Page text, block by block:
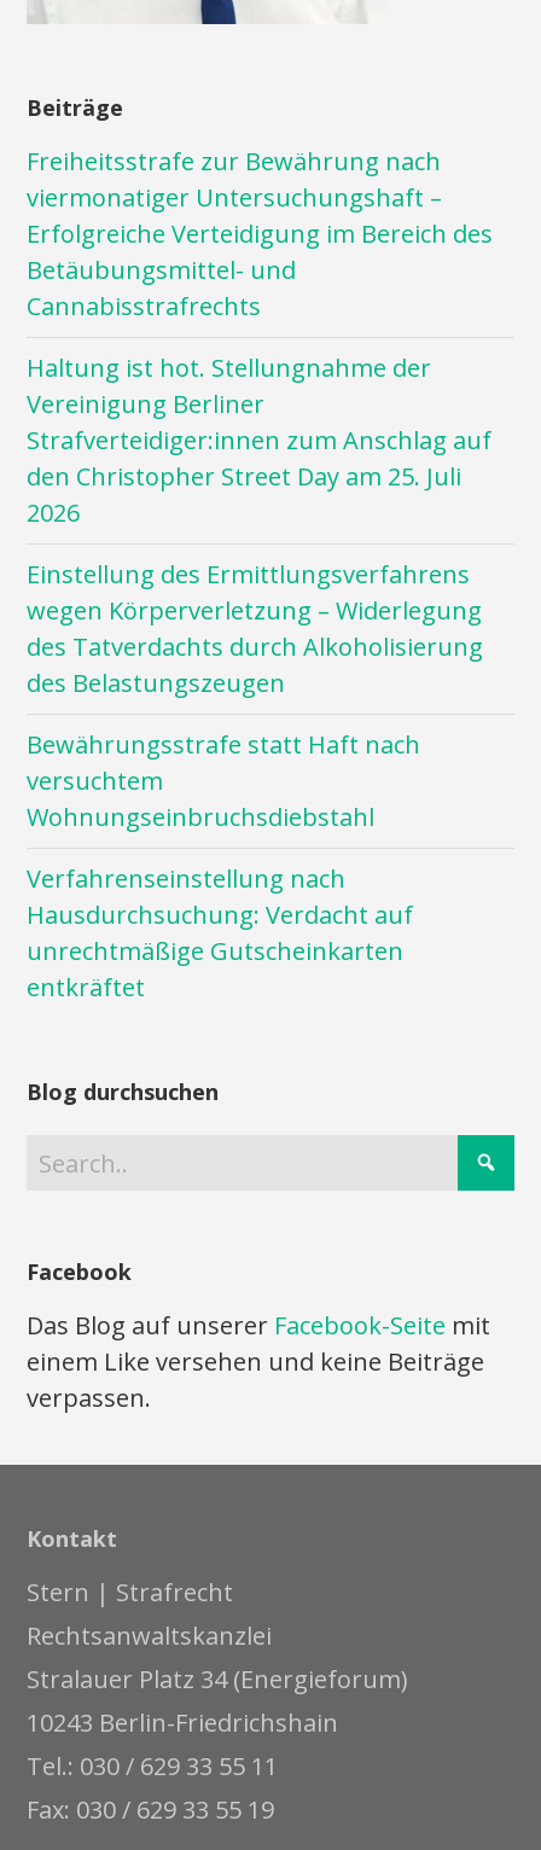
Beiträge
Freiheitsstrafe zur Bewährung nach
viermonatiger Untersuchungshaft –
Erfolgreiche Verteidigung im Bereich des
Betäubungsmittel- und
Cannabisstrafrechts
Haltung ist hot. Stellungnahme der
Vereinigung Berliner
Strafverteidiger:innen zum Anschlag auf
den Christopher Street Day am 25. Juli
2026
Einstellung des Ermittlungsverfahrens
wegen Körperverletzung – Widerlegung
des Tatverdachts durch Alkoholisierung
des Belastungszeugen
Bewährungsstrafe statt Haft nach
versuchtem
Wohnungseinbruchsdiebstahl
Verfahrenseinstellung nach
Hausdurchsuchung: Verdacht auf
unrechtmäßige Gutscheinkarten
entkräftet
Blog durchsuchen
Facebook
Das Blog auf unserer Facebook-Seite mit
einem Like versehen und keine Beiträge
verpassen.
Kontakt
Stern | Strafrecht
Rechtsanwaltskanzlei
Stralauer Platz 34 (Energieforum)
10243 Berlin-Friedrichshain
Tel.: 030 / 629 33 55 11
Fax: 030 / 629 33 55 19